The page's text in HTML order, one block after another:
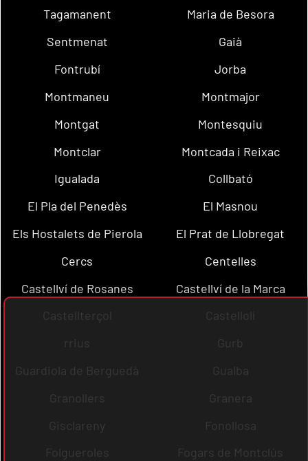
Tagamanent
Maria de Besora
Sentmenat
Gaià
Fontrubí
Jorba
Montmaneu
Montmajor
Montgat
Montesquiu
Montclar
Montcada i Reixac
Igualada
Collbató
El Pla del Penedès
El Masnou
Els Hostalets de Pierola
El Prat de Llobregat
Cercs
Centelles
Castellví de Rosanes
Castellví de la Marca
Castellterçol
Castellolí
rrius
Gurb
Guardiola de Berguedà
Gualba
Granollers
Granera
Gisclareny
Fonollosa
Folgueroles
Fogars de Montclús